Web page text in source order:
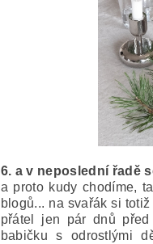
6. a v neposlední řadě
a proto kudy chodíme,
blogů... na svařák si
přátel jen pár dnů
babičku s odrostlými